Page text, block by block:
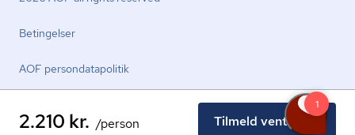
2.210 kr. /person Tilmeld venteliste
Betingelser
AOF per­son­da­ta­po­li­tik
facebook.comyoutube.comlinkedin.com instagram.com